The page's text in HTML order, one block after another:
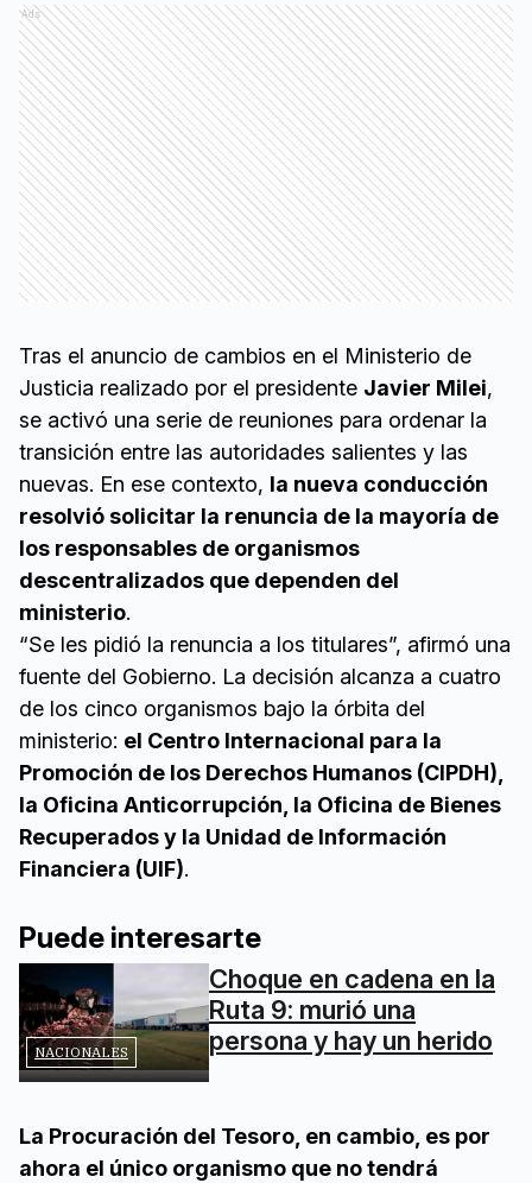
Ads
Tras el anuncio de cambios en el Ministerio de
Justicia realizado por el presidente Javier Milei,
se activó una serie de reuniones para ordenar la
transición entre las autoridades salientes y las
nuevas. En ese contexto, la nueva conducción
resolvió solicitar la renuncia de la mayoría de
los responsables de organismos
descentralizados que dependen del
ministerio.
“Se les pidió la renuncia a los titulares”, afirmó una
fuente del Gobierno. La decisión alcanza a cuatro
de los cinco organismos bajo la órbita del
ministerio: el Centro Internacional para la
Promoción de los Derechos Humanos (CIPDH),
la Oficina Anticorrupción, la Oficina de Bienes
Recuperados y la Unidad de Información
Financiera (UIF).
Puede interesarte
NACIONALES
Choque en cadena en la
Ruta 9: murió una
persona y hay un herido
La Procuración del Tesoro, en cambio, es por
ahora el único organismo que no tendrá